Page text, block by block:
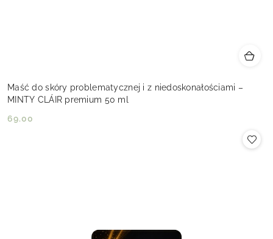
Maść do skóry problematycznej i z niedoskonałościami –
MINTY CLÁIR premium 50 ml
Cena:
69.00